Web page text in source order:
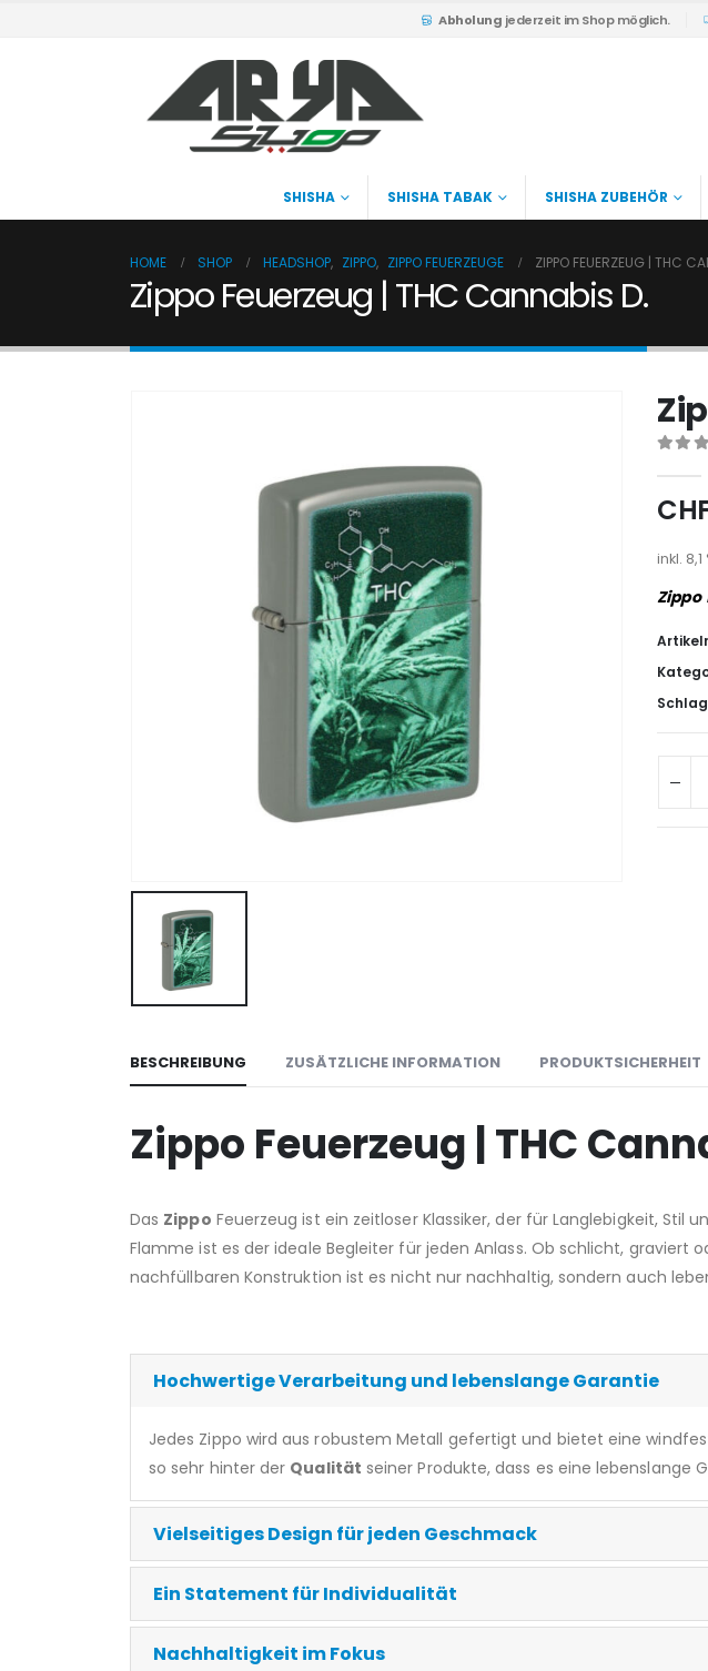
Abholung jederzeit im Shop möglich.
SHISHA SHISHA TABAK SHISHA ZUBEHÖR
HOME SHOP HEADSHOP, ZIPPO, ZIPPO FEUERZEUGE ZIPPO FEUERZEUG | THC
Zippo Feuerzeug | THC Cannabis D.
inkl. 8,1
Zippo
BESCHREIBUNG ZUSÄTZLICHE INFORMATION PRODUKTSICHERHEIT
Zippo Feuerzeug | THC
Das Zippo Feuerzeug ist ein zeitloser Klassiker, der für Langlebigkeit,
Flamme ist es der ideale Begleiter für jeden Anlass. Ob schlicht, graviert
nachfüllbaren Konstruktion ist es nicht nur nachhaltig, sondern auch
Hochwertige Verarbeitung und lebenslange Garantie
Jedes Zippo wird aus robustem Metall gefertigt und bietet eine
so sehr hinter der Qualität seiner Produkte, dass es eine lebenslange
Vielseitiges Design für jeden Geschmack
Ein Statement für Individualität
Nachhaltigkeit im Fokus